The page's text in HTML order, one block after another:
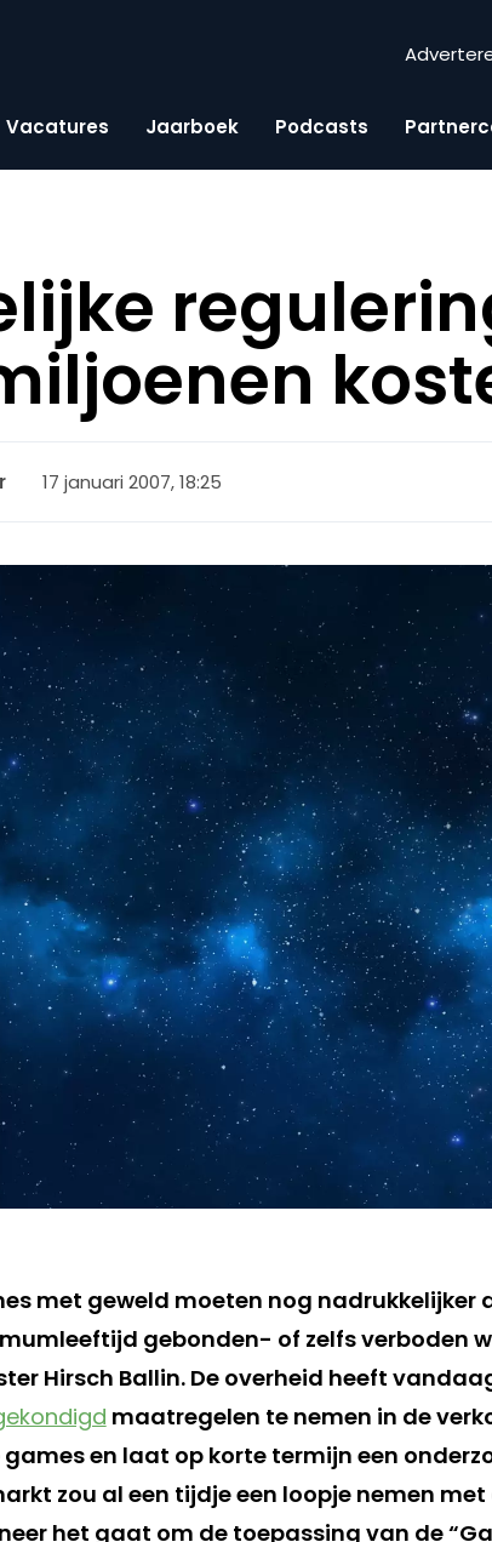
Vacatures Jaarboek Podcasts
17 januari 2007, 18:25
met geweld moeten nog nadrukkelijker
gebonden- of zelfs verboden
Hirsch Ballin. De overheid heeft
maatregelen te nemen in de
en laat op korte termijn een
zou al een tijdje een loopje nemen
het gaat om de toepassing van de